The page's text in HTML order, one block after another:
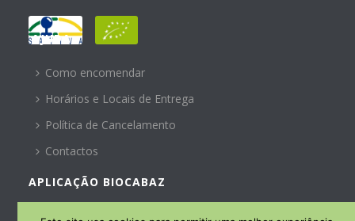
AJUDA
Como encomendar
Horários e Locais de Entrega
Política de Cancelamento
Contactos
APLICAÇÃO BIOCABAZ
SUBSCREVA A NOSSA